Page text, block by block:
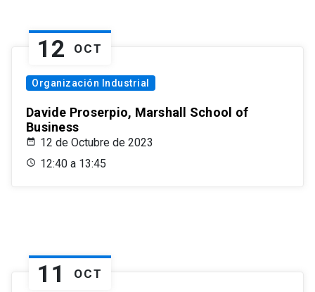
12 OCT
Organización Industrial
Davide Proserpio, Marshall School of
Business
12 de Octubre de 2023
12:40 a 13:45
11 OCT